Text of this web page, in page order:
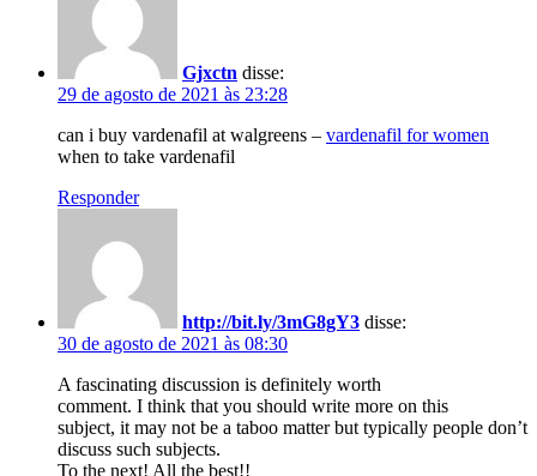
Gjxctn disse:
29 de agosto de 2021 às 23:28
can i buy vardenafil at walgreens – vardenafil for women
when to take vardenafil
Responder
http://bit.ly/3mG8gY3 disse:
30 de agosto de 2021 às 08:30
A fascinating discussion is definitely worth
comment. I think that you should write more on this
subject, it may not be a taboo matter but typically people don’t
discuss such subjects.
To the next! All the best!!